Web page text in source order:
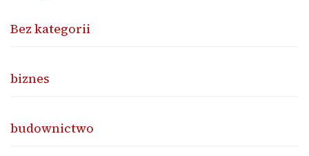
Bez kategorii
biznes
budownictwo